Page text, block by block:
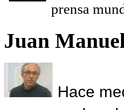
prensa
Juan
Hace